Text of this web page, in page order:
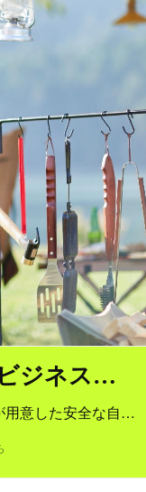
ビジネス…
用意した安全な自…